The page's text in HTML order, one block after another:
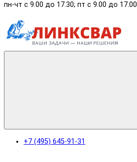
пн-чт с 9.00 до 17.30; пт с 9.00 до
+7 (495) 645-91-31